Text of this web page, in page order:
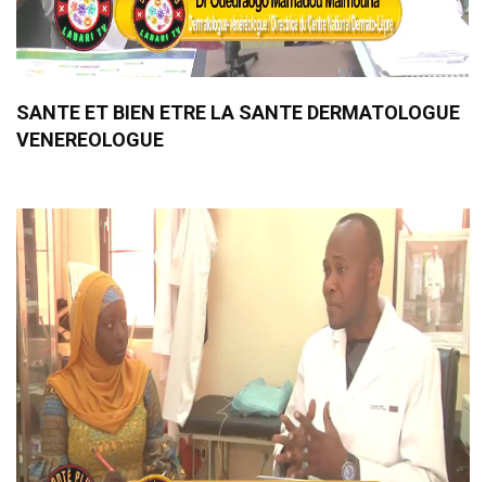
SANTE ET BIEN ETRE LA SANTE DERMATOLOGUE
VENEREOLOGUE